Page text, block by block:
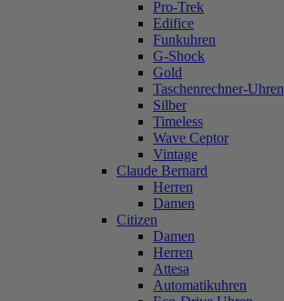
Pro-Trek
Edifice
Funkuhren
G-Shock
Gold
Taschenrechner-Uhren
Silber
Timeless
Wave Ceptor
Vintage
Claude Bernard
Herren
Damen
Citizen
Damen
Herren
Attesa
Automatikuhren